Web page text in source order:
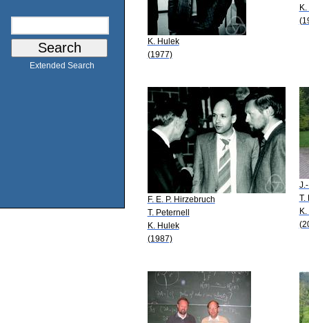
Extended Search
K. Hulek
(1977)
F. E. P. Hirzebruch
T. Peternell
K. Hulek
(1987)
T.